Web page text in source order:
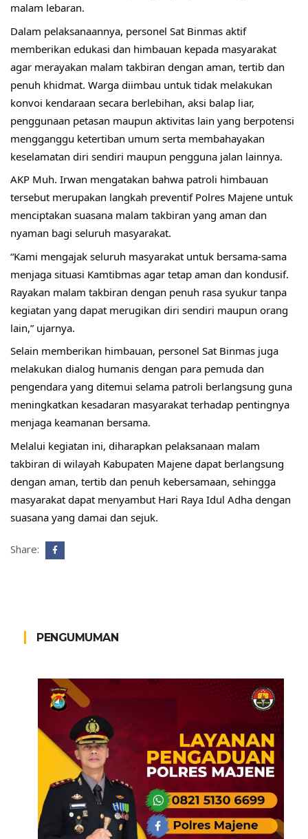
malam lebaran.
Dalam pelaksanaannya, personel Sat Binmas aktif
memberikan edukasi dan himbauan kepada masyarakat
agar merayakan malam takbiran dengan aman, tertib dan
penuh khidmat. Warga diimbau untuk tidak melakukan
konvoi kendaraan secara berlebihan, aksi balap liar,
penggunaan petasan maupun aktivitas lain yang berpotensi
mengganggu ketertiban umum serta membahayakan
keselamatan diri sendiri maupun pengguna jalan lainnya.
AKP Muh. Irwan mengatakan bahwa patroli himbauan
tersebut merupakan langkah preventif Polres Majene untuk
menciptakan suasana malam takbiran yang aman dan
nyaman bagi seluruh masyarakat.
“Kami mengajak seluruh masyarakat untuk bersama-sama
menjaga situasi Kamtibmas agar tetap aman dan kondusif.
Rayakan malam takbiran dengan penuh rasa syukur tanpa
kegiatan yang dapat merugikan diri sendiri maupun orang
lain,” ujarnya.
Selain memberikan himbauan, personel Sat Binmas juga
melakukan dialog humanis dengan para pemuda dan
pengendara yang ditemui selama patroli berlangsung guna
meningkatkan kesadaran masyarakat terhadap pentingnya
menjaga keamanan bersama.
Melalui kegiatan ini, diharapkan pelaksanaan malam
takbiran di wilayah Kabupaten Majene dapat berlangsung
dengan aman, tertib dan penuh kebersamaan, sehingga
masyarakat dapat menyambut Hari Raya Idul Adha dengan
suasana yang damai dan sejuk.
Share:
PENGUMUMAN